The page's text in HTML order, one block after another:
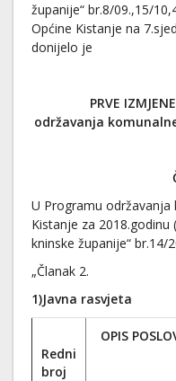
županije“ br.8/09.,15/
Općine Kistanje na
donijelo je
PRVE
održavanja
U Programu
Kistanje za 2018.godinu
kninske županije“ br.14/
„Članak 2.
1)Javna rasvjeta
Redni
broj
OPIS